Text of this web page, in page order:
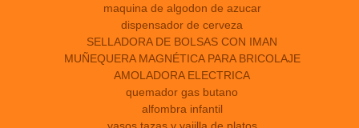
maquina de algodon de azucar
dispensador de cerveza
SELLADORA DE BOLSAS CON IMAN
MUÑEQUERA MAGNÉTICA PARA BRICOLAJE
AMOLADORA ELECTRICA
quemador gas butano
alfombra infantil